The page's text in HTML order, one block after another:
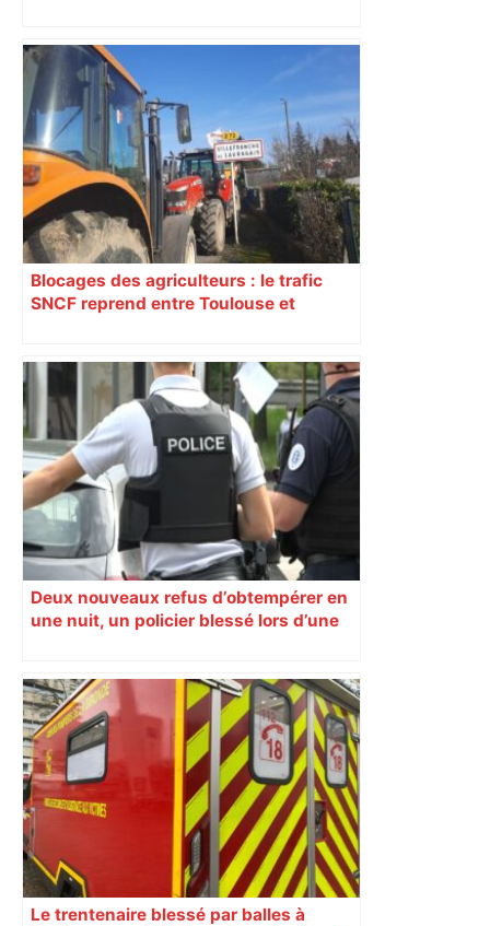
Blocages des agriculteurs : le trafic
SNCF reprend entre Toulouse et
Deux nouveaux refus d’obtempérer en
une nuit, un policier blessé lors d’une
Le trentenaire blessé par balles à